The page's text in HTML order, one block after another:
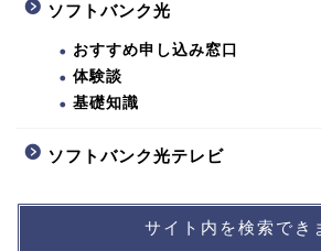
ソフトバンク光
おすすめ申し込み窓口
体験談
基礎知識
ソフトバンク光テレビ
サイト内を検索でき